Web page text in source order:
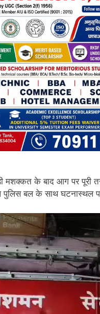
के बाद आग पर पूरी
बल के साथ घटनास्थल